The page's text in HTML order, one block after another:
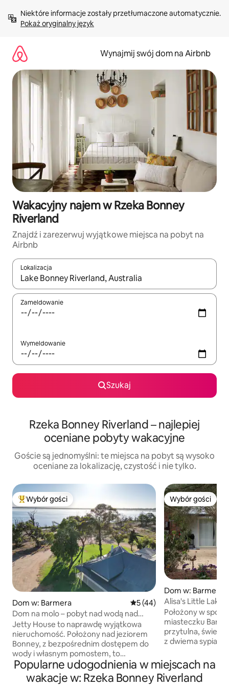
treści Pokaż oryginalny język
Wynajmij swój dom na Airbnb
Wakacyjny najem w Rzeka Bonney
Riverland
Znajdź i zarezerwuj wyjątkowe miejsca na pobyt na
Airbnb
Lokalizacja
Gdy wyniki będą dostępne, możesz poruszać się po nich za
Zameldowanie
Wymeldowanie
Szukaj
Rzeka Bonney Riverland – najlepiej
oceniane pobyty wakacyjne
Goście są jednomyślni: te miejsca na pobyt są wysoko
oceniane za lokalizację, czystość i nie tylko.
Najpopularniejsze z kategorii Wybór gości
Wybór gości
Dom w: Barmera Średnia ocena: 5 na 5,
5 (44)
Dom na molo – pobyt nad wodą nad
jeziorem Bonney
Jetty House to naprawdę wyjątkowa
nieruchomość. Położony nad jeziorem
Bonney, z bezpośrednim dostępem do
wody i własnym pomostem, to
naprawdę wspaniałe miejsce na
wypoczynek. Posiadłość położona jest
na terenie o powierzchni 36 hektarów
Wybór gości
Wybór gości
Dom w: Barmera
Alisa's Little
z widokiem na
Położony w
miasteczku
przytulna,
z dwiema
też pomieścić 5
Zwierzęta nie są
Riverland
Popularne udogodnienia w miejscach na
wakacje w: Rzeka Bonney Riverland